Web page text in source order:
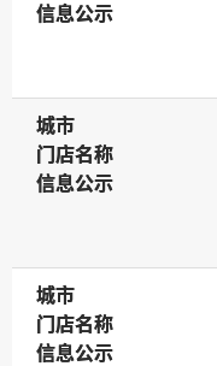
信息公示
信息公示
城市
城市
门店名称
门店名称
信息公示
信息公示
城市
城市
门店名称
门店名称
信息公示
信息公示